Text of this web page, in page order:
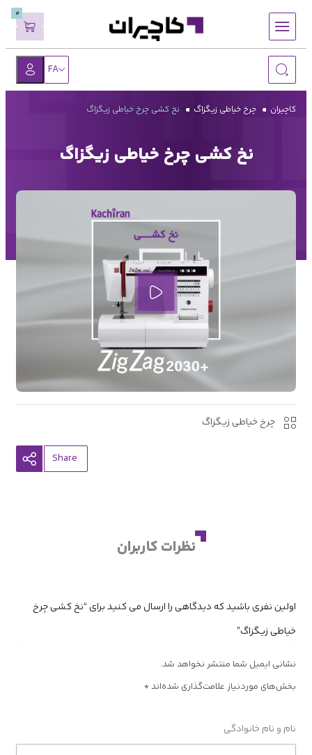
0
FA
کاچیران چرخ خیاطی زیگزاگ نخ کشی چرخ خیاطی زیگزاگ
نخ کشی چرخ خیاطی زیگزاگ
چرخ خیاطی زیگزاگ
Share
نظرات کاربران
اولین نفری باشید که دیدگاهی را ارسال می کنید برای “نخ کشی چرخ
خیاطی زیگزاگ”
نشانی ایمیل شما منتشر نخواهد شد.
بخش‌های موردنیاز علامت‌گذاری شده‌اند *
نام و نام خانوادگی